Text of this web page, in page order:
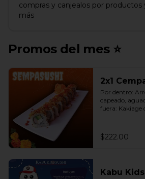
compras y canjealos por productos
más
Promos del mes ⭐
2x1
Por dentro:
capeado,
fuera: Kakiage
$222.00
Kabu Kids